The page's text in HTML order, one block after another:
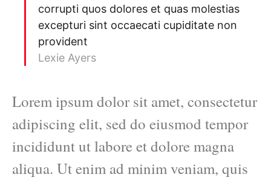
corrupti quos dolores et quas molestias
excepturi sint occaecati cupiditate non
provident
Lexie Ayers
Lorem ipsum dolor sit amet, consectetur
adipiscing elit, sed do eiusmod tempor
incididunt ut labore et dolore magna
aliqua. Ut enim ad minim veniam, quis